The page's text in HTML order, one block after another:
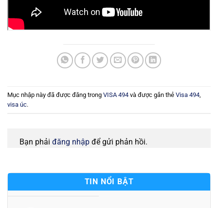
Mục nhập này đã được đăng trong VISA 494 và được gắn thẻ Visa 494
visa úc.
Bạn phải đăng nhập để gửi phản hồi.
TIN NỔI BẬT